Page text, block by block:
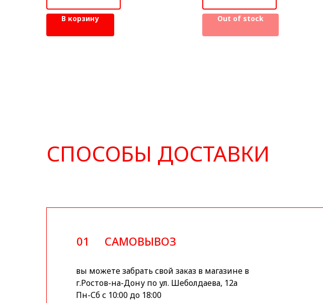
В корзину Out of stock
СПОСОБЫ ДОСТАВКИ
САМОВЫВОЗ
01
вы можете забрать свой заказ в магазине в
г.Ростов-на-Дону по ул. Шеболдаева, 12а
Пн-Сб с 10:00 до 18:00